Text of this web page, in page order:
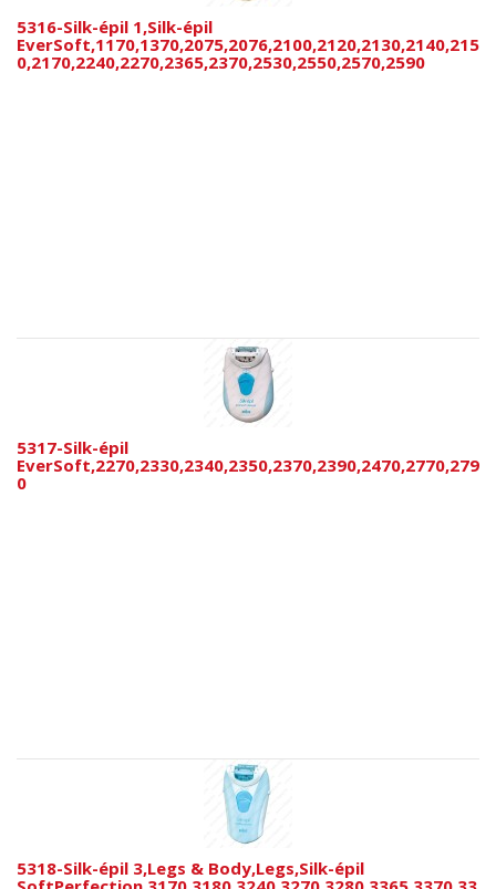
5316-Silk-épil 1,Silk-épil
EverSoft,1170,1370,2075,2076,2100,2120,2130,2140,215
0,2170,2240,2270,2365,2370,2530,2550,2570,2590
5317-Silk-épil
EverSoft,2270,2330,2340,2350,2370,2390,2470,2770,279
0
5318-Silk-épil 3,Legs & Body,Legs,Silk-épil